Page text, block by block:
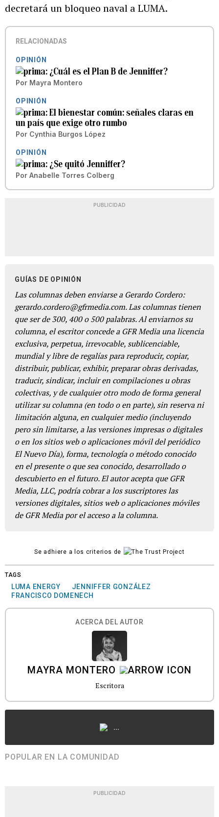
decretará un bloqueo naval a LUMA.
RELACIONADAS
OPINIÓN
¿Cuál es el Plan B de Jenniffer?
Por Mayra Montero
OPINIÓN
El bienestar común: señales claras en
un país que exige otro rumbo
Por Cynthia Burgos López
OPINIÓN
¿Se quitó Jenniffer?
Por Anabelle Torres Colberg
PUBLICIDAD
GUÍAS DE OPINIÓN
Las columnas deben enviarse a Gerardo Cordero:
gerardo.cordero@gfrmedia.com. Las columnas tienen
que ser de 300, 400 o 500 palabras. Al enviarnos su
columna, el escritor concede a GFR Media una licencia
exclusiva, perpetua, irrevocable, sublicenciable,
mundial y libre de regalías para reproducir, copiar,
distribuir, publicar, exhibir, preparar obras derivadas,
traducir, sindicar, incluir en compilaciones u obras
colectivas, y de cualquier otro modo de forma general
utilizar su columna (en todo o en parte), sin reserva ni
limitación alguna, en cualquier medio (incluyendo
pero sin limitarse, a las versiones impresas o digitales
o en los sitios web o aplicaciones móvil del periódico
El Nuevo Día), forma, tecnología o método conocido
en el presente o que sea conocido, desarrollado o
descubierto en el futuro. El autor acepta que GFR
Media, LLC, podría cobrar a los suscriptores las
versiones digitales, sitios web o aplicaciones móviles
de GFR Media por el acceso a la columna.
Se adhiere a los criterios de
TAGS
LUMA ENERGY
JENNIFFER GONZÁLEZ
FRANCISCO DOMENECH
ACERCA DEL AUTOR
MAYRA MONTERO
Escritora
...
POPULAR EN LA COMUNIDAD
PUBLICIDAD